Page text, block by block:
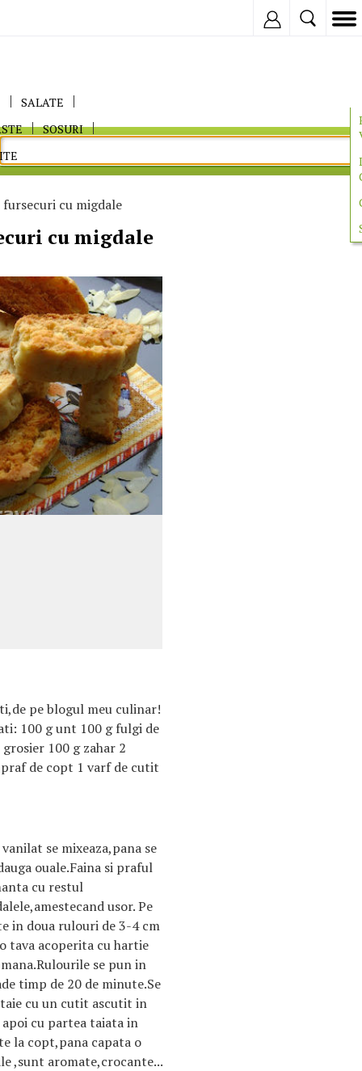
SALATE
SOSURI
cu migdale
cu migdale
pe blogul meu culinar!
100 g unt 100 g fulgi de
100 g zahar 2
de copt 1 varf de cutit
se mixeaza,pana se
ouale.Faina si praful
cu restul
usor. Pe
in doua rulouri de 3-4 cm
tava acoperita cu hartie
se pun in
timp de 20 de minute.Se
cu un cutit ascutit in
apoi cu partea taiata in
la copt,pana capata o
,sunt aromate,crocante...